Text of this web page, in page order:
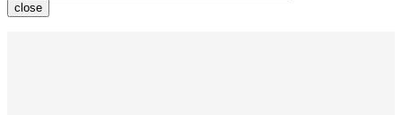
close